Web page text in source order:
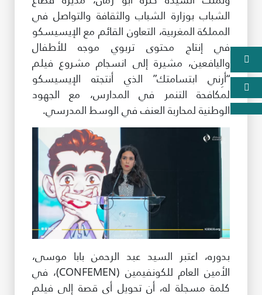
الشباب بوزارة الشباب والثقافة والتواصل في
المملكة المغربية، التعاون القائم مع الإيسيسكو
في إنتاج محتوى تربوي موجه للأطفال
واليافعين، مشيرة إلى انسجام مشروع فيلم
“أرِني ابتسامتك” الذي أنتجته الإيسيسكو
لمكافحة التنمر في المدارس، مع الجهود
الوطنية لمحاربة العنف في الوسط المدرسي.
بدوره، اعتبر السيد عبد الرحمن بابا موسى،
الأمين العام للكونفيمين (CONFEMEN)، في
كلمة مسجلة له، أن تحويل أي قصة إلى فيلم